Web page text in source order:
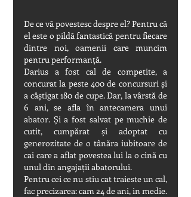
De ce vă povestesc despre el? Pentru că
el este o pildă fantastică pentru fiecare
dintre noi, oamenii care muncim
pentru performanță.
Darius a fost cal de competite, a
concurat la peste 400 de concursuri și
a câștigat 180 de cupe. Dar, la vârstă de
6 ani, se afla în antecamera unui
abator. Și a fost salvat pe muchie de
cutit, cumpărat și adoptat cu
generozitate de o tânăra iubitoare de
cai care a aflat povestea lui la o cină cu
unul din angajații abatorului.
Pentru cei ce nu stiu cat traieste un cal,
fac precizarea: cam 24 de ani, in medie.